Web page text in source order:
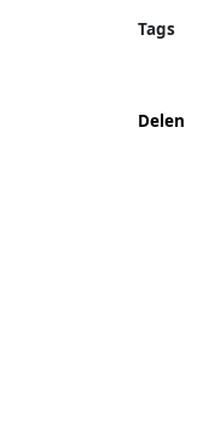
Tags
Delen